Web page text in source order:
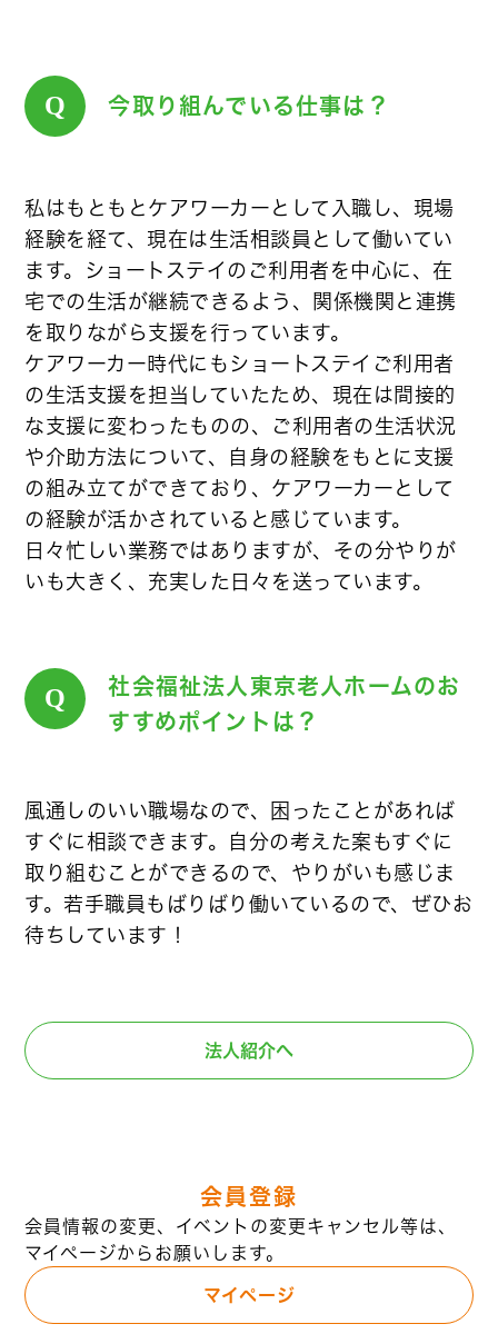
Q 今取り組んでいる仕事は？
私はもともとケアワーカーとして入職し、現場
経験を経て、現在は生活相談員として働いてい
ます。ショートステイのご利用者を中心に、在
宅での生活が継続できるよう、関係機関と連携
を取りながら支援を行っています。
ケアワーカー時代にもショートステイご利用者
の生活支援を担当していたため、現在は間接的
な支援に変わったものの、ご利用者の生活状況
や介助方法について、自身の経験をもとに支援
の組み立てができており、ケアワーカーとして
の経験が活かされていると感じています。
日々忙しい業務ではありますが、その分やりが
いも大きく、充実した日々を送っています。
Q
社会福祉法人東京老人ホームのお
すすめポイントは？
風通しのいい職場なので、困ったことがあれば
すぐに相談できます。自分の考えた案もすぐに
取り組むことができるので、やりがいも感じま
す。若手職員もばりばり働いているので、ぜひお
待ちしています！
法人紹介へ
会員登録
会員情報の変更、イベントの変更キャンセル等は、
マイページからお願いします。
マイページ